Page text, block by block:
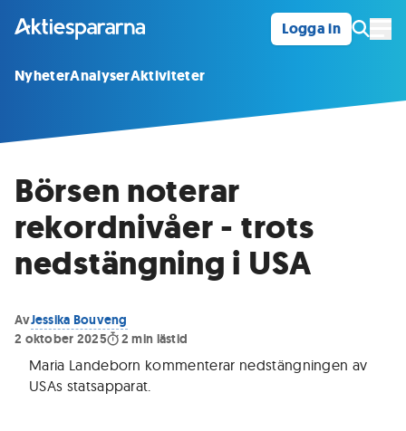
Logga in
NyheterAnalyserAktiviteter
Börsen noterar
rekordnivåer - trots
nedstängning i USA
AvJessika Bouveng
2 oktober 2025
2 min lästid
Maria Landeborn kommenterar nedstängningen av
USAs statsapparat.